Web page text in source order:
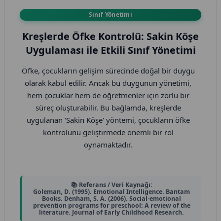
oyuncakların çocukların yaratıcı düşünme
becerilerini %60 oranında artırdığı ortaya
konmuştur. Aynı zamanda bu tür oyuncaklar,
çocukların sosyal etkileşimde bulunmalarını ve
Gelişmiş bir sosyal yetenek için bu durum oldukça
kritik bir rol oynamaktadır.
Özellikle son yıllarda, ebeveynlerin eğitim
trendlerindeki değişiklikler, oyuncak seçimlerini de
etkilemiştir. Ebeveynler, çocuklarını daha iyi eğitim
imkanları sunabilen kaliteli ürünler ile büyütmeyi
%75'inin açık uçlu oyuncakların çocukların
gelişiminde belirleyici olduğunu düşündüğünü
ortaya koymuştur (Smith, 2022).
Sınıf Yönetimi
Kreşlerde Öfke Kontrolü: Sakin Köşe
Uygulaması ile Etkili Sınıf Yönetimi
Öfke, çocukların gelişim sürecinde doğal bir duygu
olarak kabul edilir. Ancak bu duygunun yönetimi,
hem çocuklar hem de öğretmenler için zorlu bir
süreç oluşturabilir. Bu bağlamda, kreşlerde
uygulanan 'Sakin Köşe' yöntemi, çocukların öfke
kontrolünü geliştirmede önemli bir rol
oynamaktadır.
durumlarını anlamalarına ve yönetmelerine
yardımcı olmayı hedefler. Bu köşeler, belirli bir
alana yerleştirilen yumuşak minderler, kitaplar ve
rahatlatıcı oyuncaklar ile donatılmıştır. Çocuklar,
📚 Referans / Veri Kaynağı:
Goleman, D. (1995). Emotional Intelligence. Bantam
Books. Denham, S. A. (2006). Social-emotional
prevention programs for preschool: A review of the
literature. Journal of Early Childhood Research.